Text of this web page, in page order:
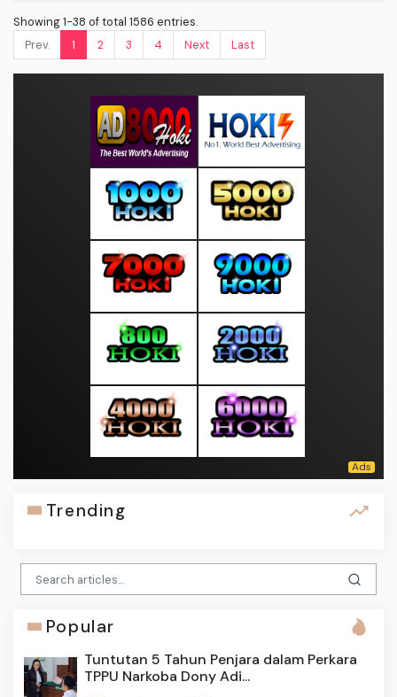
Showing 1-38 of total 1586 entries.
Prev.
1 2 3 4 Next Last
Trending
Popular
Tuntutan 5 Tahun Penjara dalam Perkara
TPPU Narkoba Dony Adi...